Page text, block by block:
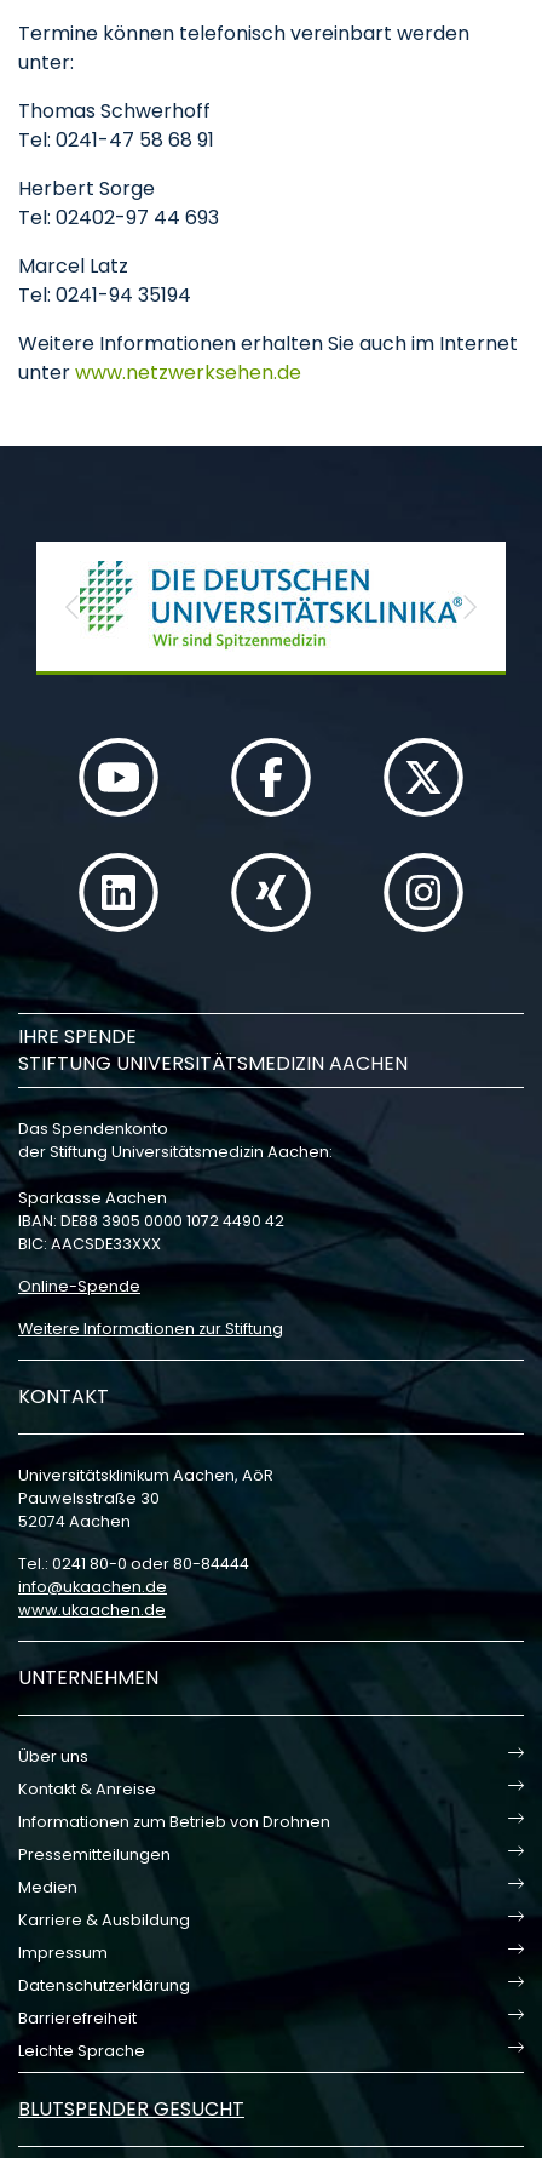
Termine können telefonisch vereinbart werden
unter:
Thomas Schwerhoff
Tel: 0241-47 58 68 91
Herbert Sorge
Tel: 02402-97 44 693
Marcel Latz
Tel: 0241-94 35194
Weitere Informationen erhalten Sie auch im Internet
unterwww.netzwerksehen.de
Previous Next
IHRE SPENDE
STIFTUNG UNIVERSITÄTSMEDIZIN AACHEN
Das Spendenkonto
der Stiftung Universitätsmedizin Aachen:
Sparkasse Aachen
IBAN: DE88 3905 0000 1072 4490 42
BIC: AACSDE33XXX
Online-Spende
Weitere Informationen zur Stiftung
KONTAKT
Universitätsklinikum Aachen, AöR
Pauwelsstraße 30
52074 Aachen
Tel.: 0241 80-0 oder 80-84444
info
ukaachen de
www.ukaachen.de
UNTERNEHMEN
Über uns
Kontakt & Anreise
Informationen zum Betrieb von Drohnen
Pressemitteilungen
Medien
Karriere & Ausbildung
Impressum
Datenschutzerklärung
Barrierefreiheit
Leichte Sprache
BLUTSPENDER GESUCHT